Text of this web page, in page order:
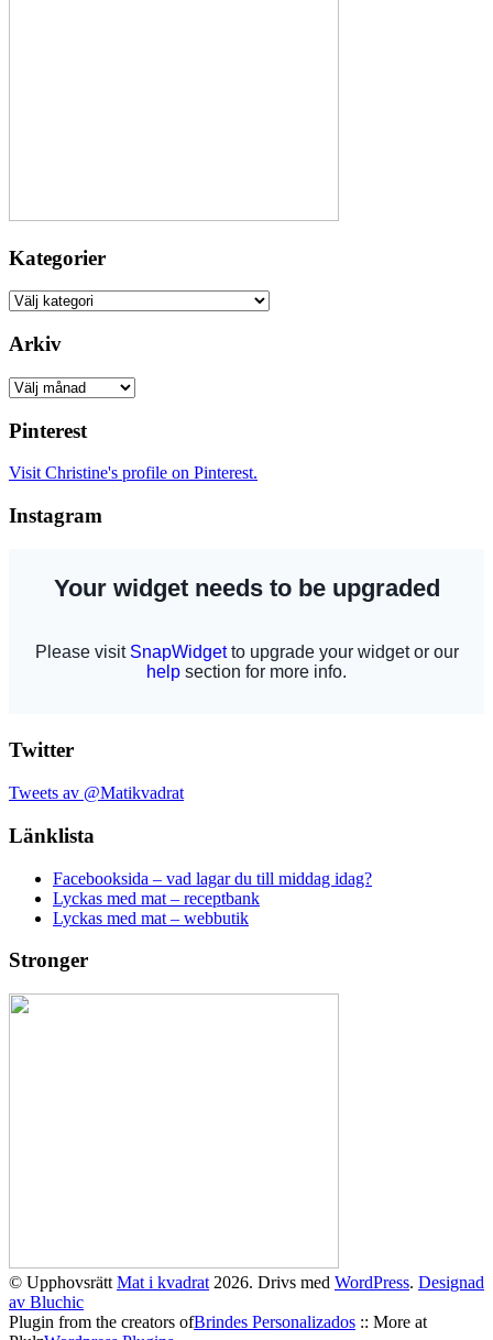
Kategorier
Kategorier
Arkiv
Arkiv
Pinterest
Visit Christine's profile on Pinterest.
Instagram
Twitter
Tweets av @Matikvadrat
Länklista
Facebooksida – vad lagar du till middag idag?
Lyckas med mat – receptbank
Lyckas med mat – webbutik
Stronger
© Upphovsrätt Mat i kvadrat 2026. Drivs med WordPress. Designad
av Bluchic
Plugin from the creators ofBrindes Personalizados :: More at